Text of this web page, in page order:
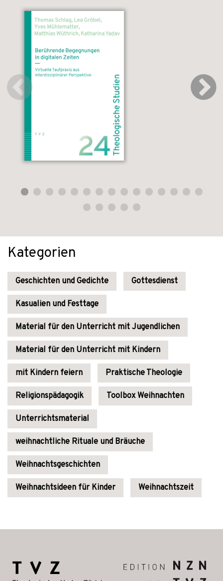
Kategorien
Geschichten und Gedichte Gottesdienst
Kasualien und Festtage
Material für den Unterricht mit Jugendlichen
Material für den Unterricht mit Kindern
mit Kindern feiern Praktische Theologie
Religionspädagogik Toolbox Weihnachten
Unterrichtsmaterial
weihnachtliche Rituale und Bräuche
Weihnachtsgeschichten
Weihnachtsideen für Kinder Weihnachtszeit